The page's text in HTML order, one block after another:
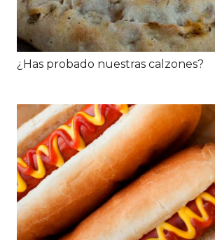
¿Has probado nuestras calzones?